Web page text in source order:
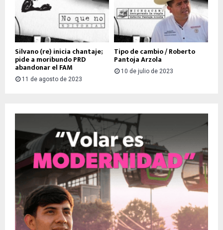
Silvano (re) inicia chantaje;
pide a moribundo PRD
abandonar el FAM
11 de agosto de 2023
Tipo de cambio / Roberto
Pantoja Arzola
10 de julio de 2023